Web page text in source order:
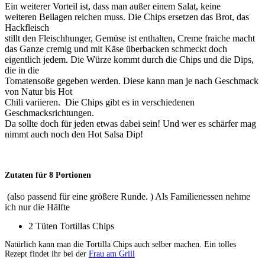
Ein weiterer Vorteil ist, dass man außer einem Salat, keine
weiteren Beilagen reichen muss. Die Chips ersetzen das Brot, das
Hackfleisch
stillt den Fleischhunger, Gemüse ist enthalten, Creme fraiche macht
das Ganze cremig und mit Käse überbacken schmeckt doch
eigentlich jedem. Die Würze kommt durch die Chips und die Dips,
die in die
Tomatensoße gegeben werden. Diese kann man je nach Geschmack
von Natur bis Hot
Chili variieren. Die Chips gibt es in verschiedenen
Geschmacksrichtungen.
Da sollte doch für jeden etwas dabei sein! Und wer es schärfer mag
nimmt auch noch den Hot Salsa Dip!
Zutaten für 8 Portionen
(also passend für eine größere Runde. ) Als Familienessen nehme
ich nur die Hälfte
2 Tüten Tortillas Chips
Natürlich kann man die Tortilla Chips auch selber machen. Ein tolles
Rezept findet ihr bei der Frau am Grill